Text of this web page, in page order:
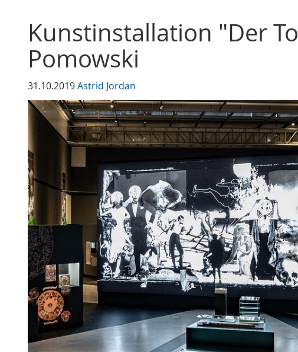
Kunstinstallation "Der
Pomowski
31.10.2019Astrid Jordan